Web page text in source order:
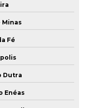
Minas
Fé
Dutra
Enéas